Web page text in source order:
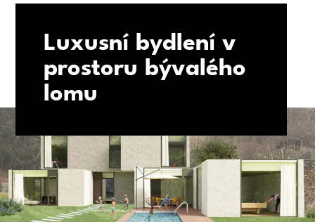
Luxusní bydlení v
prostoru bývalého
lomu